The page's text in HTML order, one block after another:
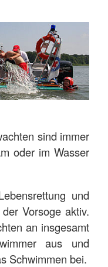
sind immer
oder im Wasser
und
Vorsoge aktiv.
an insgesamt
aus und
Schwimmen bei.